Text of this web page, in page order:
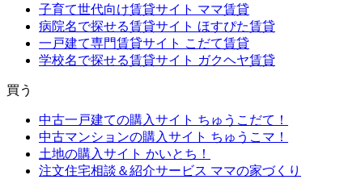
子育て世代向け賃貸サイト ママ賃貸
病院名で探せる賃貸サイト ほすぴた賃貸
一戸建て専門賃貸サイト こだて賃貸
学校名で探せる賃貸サイト ガクヘヤ賃貸
買う
中古一戸建ての購入サイト ちゅうこだて！
中古マンションの購入サイト ちゅうこマ！
土地の購入サイト かいとち！
注文住宅相談＆紹介サービス ママの家づくり